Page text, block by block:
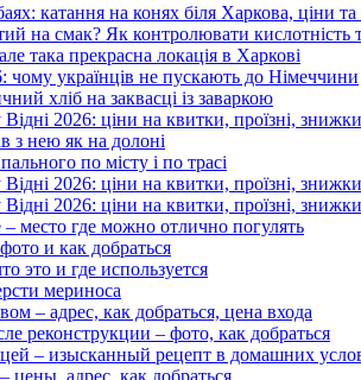
катання на конях біля Харкова, ціни
на смак? Як контролювати кислотність
така прекрасна локація в Харкові
чому українців не пускають до Німеччини
хліб на заквасці із заваркою
2026: ціни на квитки, проїзні,
з нею як на долоні
по місту і по трасі
2026: ціни на квитки, проїзні,
2026: ціни на квитки, проїзні,
место где можно отлично погулять
и как добраться
это и где используется
мериноса
– адрес, как добраться, цена входа
реконструкции – фото, как добраться
– изысканный рецепт в домашних
цены, адрес, как добраться